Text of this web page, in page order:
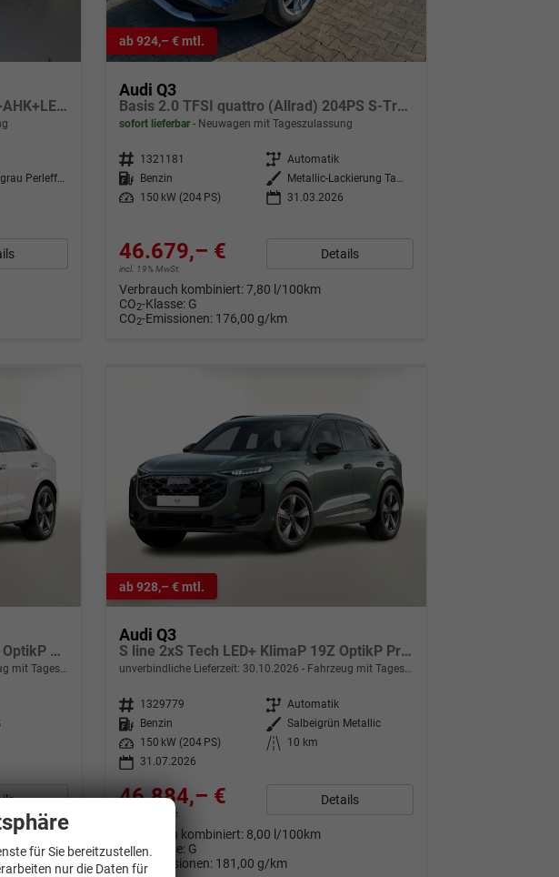
Sportback NEU TFSI quattro Tech+AHK+LEDPlus+ACC+Kamera+Alu18+Volllack
[1X1X] Pfeilgrau Perleffekt
ab 924,– € mtl.
Audi Q3
Basis 2.0 TFSI quattro (Allrad) 204PS S-Tronic (Automatik), TECHPAKET PRO, Grau-Metallic, DIGITALE MATRIX-LED, Sportsitze, Elektr. Heckklappe, MMI Navigation plus, Sitzheizung, Klimaautomatik, ParkAssist Parksensoren, Privacy-Glas
sofort lieferbar Neuwagen mit Tageszulassung
Fahrzeugnr. 1321181 Getriebe Automatik
Kraftstoff Benzin Außenfarbe
Leistung
150 kW (204 PS) 31.03.2026
46.679,– €
incl. 19% MwSt.
Details
Verbrauch kombiniert:7,80 l/100km
CO2-Klasse: G
CO2-Emissionen: 176,00 g/km
S line 2xS Tech+ LED+ KlimaP 19Z OptikP PrivG
Tageszulassung
ab 928,– € mtl.
Audi Q3
S line 2xS Tech LED+ KlimaP 19Z OptikP PrivG
unverbindliche Lieferzeit: 30.10.2026 Fahrzeug mit Tageszulassung
Fahrzeugnr. 1329779 Getriebe Automatik
Kraftstoff
Benzin Außenfarbe Salbeigrün Metallic
Leistung
150 kW (204 PS) Kilometerstand
10 km
31.07.2026
46.884,– €
incl. 19% MwSt.
Details
Verbrauch kombiniert: 8,00 l/100km
CO2-Klasse: G
CO2-Emissionen: 181,00 g/km
für Sie bereitzustellen.
nur die Daten für